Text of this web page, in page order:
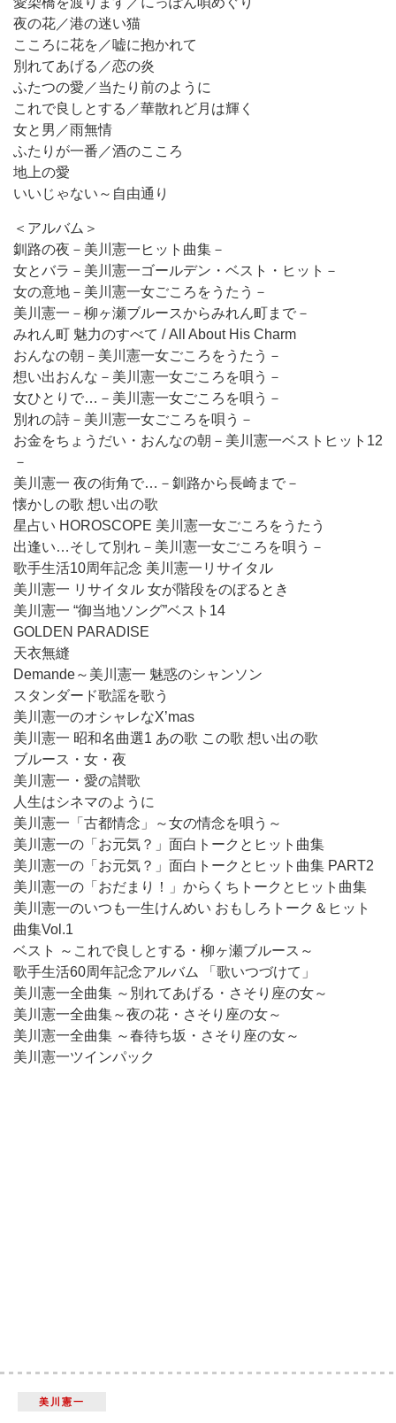
夜の花／港の迷い猫
こころに花を／嘘に抱かれて
別れてあげる／恋の炎
ふたつの愛／当たり前のように
これで良しとする／華散れど月は輝く
女と男／雨無情
ふたりが一番／酒のこころ
地上の愛
いいじゃない～自由通り
＜アルバム＞
釧路の夜－美川憲一ヒット曲集－
女とバラ－美川憲一ゴールデン・ベスト・ヒット－
女の意地－美川憲一女ごころをうたう－
美川憲一－柳ヶ瀬ブルースからみれん町まで－
みれん町 魅力のすべて / All About His Charm
おんなの朝－美川憲一女ごころをうたう－
想い出おんな－美川憲一女ごころを唄う－
女ひとりで…－美川憲一女ごころを唄う－
別れの詩－美川憲一女ごころを唄う－
お金をちょうだい・おんなの朝－美川憲一ベストヒット12
－
美川憲一 夜の街角で…－釧路から長崎まで－
懐かしの歌 想い出の歌
星占い HOROSCOPE 美川憲一女ごころをうたう
出逢い…そして別れ－美川憲一女ごころを唄う－
歌手生活10周年記念 美川憲一リサイタル
美川憲一 リサイタル 女が階段をのぼるとき
美川憲一 “御当地ソング”ベスト14
GOLDEN PARADISE
天衣無縫
Demande～美川憲一 魅惑のシャンソン
スタンダード歌謡を歌う
美川憲一のオシャレなX’mas
美川憲一 昭和名曲選1 あの歌 この歌 想い出の歌
ブルース・女・夜
美川憲一・愛の讃歌
人生はシネマのように
美川憲一「古都情念」～女の情念を唄う～
美川憲一の「お元気？」面白トークとヒット曲集
美川憲一の「お元気？」面白トークとヒット曲集 PART2
美川憲一の「おだまり！」からくちトークとヒット曲集
美川憲一のいつも一生けんめい おもしろトーク＆ヒット
曲集Vol.1
ベスト ～これで良しとする・柳ヶ瀬ブルース～
歌手生活60周年記念アルバム 「歌いつづけて」
美川憲一全曲集 ～別れてあげる・さそり座の女～
美川憲一全曲集～夜の花・さそり座の女～
美川憲一全曲集 ～春待ち坂・さそり座の女～
美川憲一ツインパック
美川憲一